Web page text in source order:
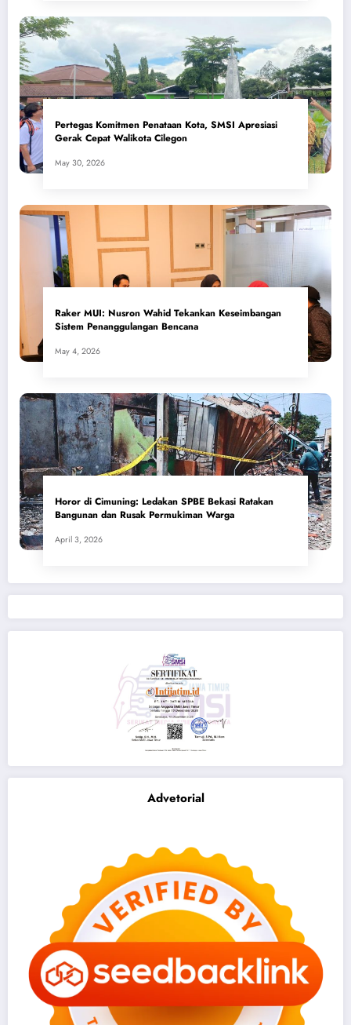
Pertegas Komitmen Penataan Kota, SMSI Apresiasi
Gerak Cepat Walikota Cilegon
May 30, 2026
​Raker MUI: Nusron Wahid Tekankan Keseimbangan
Sistem Penanggulangan Bencana
May 4, 2026
Horor di Cimuning: Ledakan SPBE Bekasi Ratakan
Bangunan dan Rusak Permukiman Warga
April 3, 2026
Advetorial